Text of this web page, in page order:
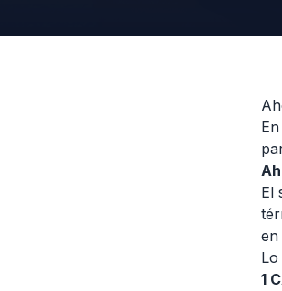
El
en
1